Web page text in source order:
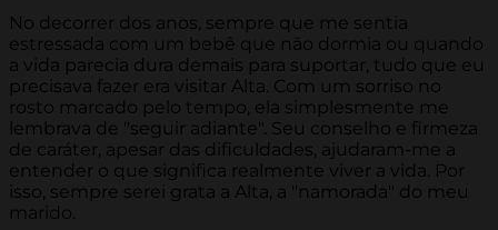
No decorrer dos anos, sempre que me sentia
estressada com um bebê que não dormia ou quando
a vida parecia dura demais para suportar, tudo que eu
precisava fazer era visitar Alta. Com um sorriso no
rosto marcado pelo tempo, ela simplesmente me
lembrava de "seguir adiante". Seu conselho e firmeza
de caráter, apesar das dificuldades, ajudaram-me a
entender o que significa realmente viver a vida. Por
isso, sempre serei grata a Alta, a "namorada" do meu
marido.